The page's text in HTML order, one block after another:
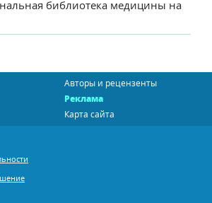
библиотека медицины на
Авторы и рецензенты
Реклама
Карта сайта